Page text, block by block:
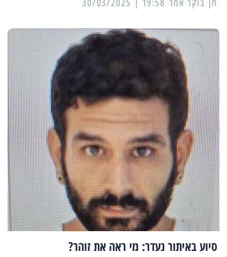
19:58 | 30/03/2025
סיוע באיתור נעדר: מי ראה את זוהר?